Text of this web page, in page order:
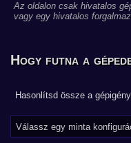
Az oldalon csak hivatalos
vagy egy hivatalos
Hogy futna a
Hasonlítsd össze a